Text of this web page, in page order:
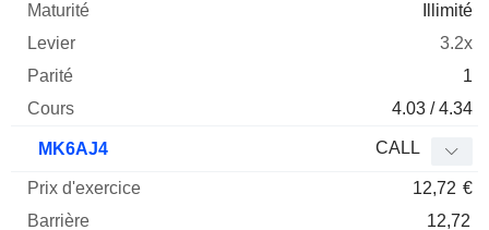
Illimité
3.2x
1
4.03 / 4.34
MK6AJ4 CALL
12,72 €
12,72